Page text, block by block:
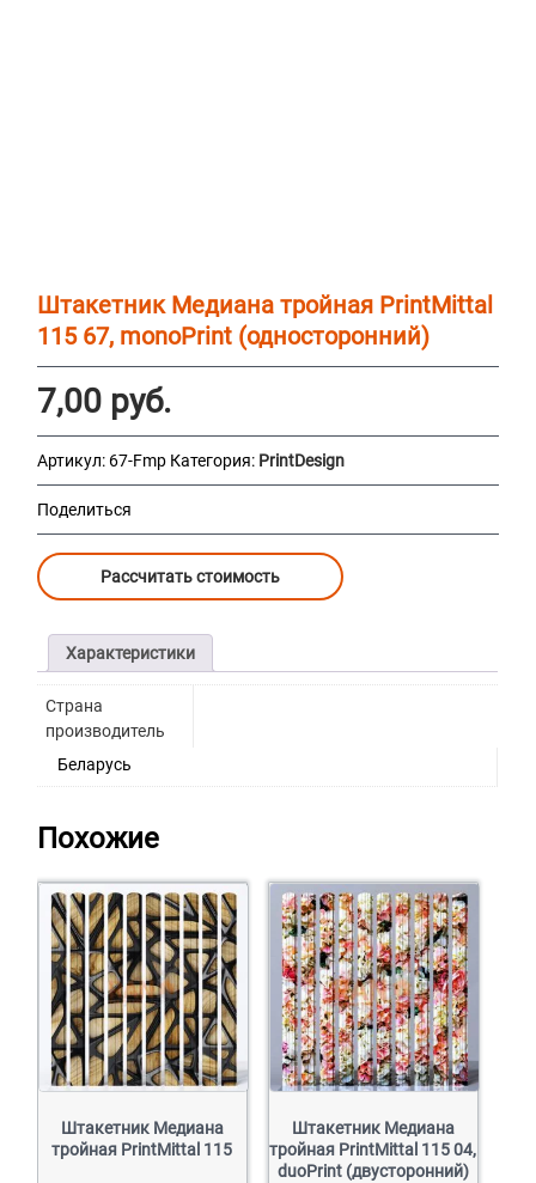
Штакетник Медиана тройная PrintMittal
115 67, monoPrint (односторонний)
7,00 руб.
Артикул: 67-Fmp Категория: PrintDesign
Поделиться
Рассчитать стоимость
Характеристики
Страна
производитель
Беларусь
Похожие
Штакетник Медиана
тройная PrintMittal 115
Штакетник Медиана
тройная PrintMittal 115 04,
duoPrint (двусторонний)